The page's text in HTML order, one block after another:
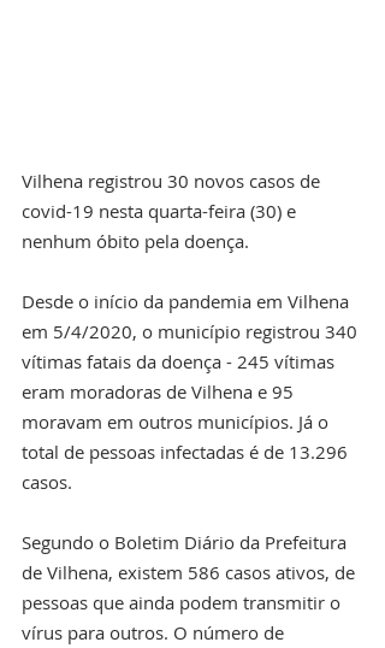
Vilhena registrou 30 novos casos de
covid-19 nesta quarta-feira (30) e
nenhum óbito pela doença.
Desde o início da pandemia em Vilhena
em 5/4/2020, o município registrou 340
vítimas fatais da doença - 245 vítimas
eram moradoras de Vilhena e 95
moravam em outros municípios. Já o
total de pessoas infectadas é de 13.296
casos.
Segundo o Boletim Diário da Prefeitura
de Vilhena, existem 586 casos ativos, de
pessoas que ainda podem transmitir o
vírus para outros. O número de